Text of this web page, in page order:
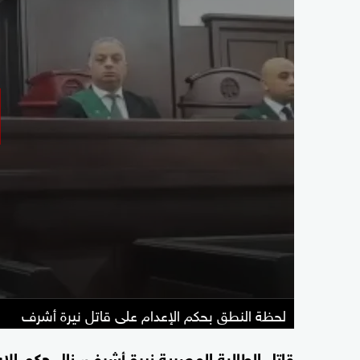
لحظة النطق بحكم الإعدام على قاتل نيرة أشرف